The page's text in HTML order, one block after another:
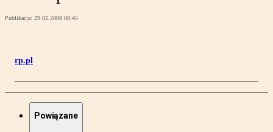
Publikacja: 29.02.2008 08:45
rp.pl
Powiązane